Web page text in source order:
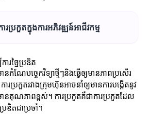
រប្រកួតក្នុងការអភិវឌ្ឍន៍អាជីវកម្ម
ារច្នៃប្រឌិត
ានកំណែបច្ចេកវិទ្យាថ្មីៗនិងធ្វើឲ្យមានភាពប្រសើរ
ប្រកួតរវាងក្រុមហ៊ុនអាចនាំឲ្យមានការបង្កើតនូវ
គុណភាពខ្ពស់។ ការប្រកួតគឺជាការប្រកួតដែល
ប្រឌិតជាប្រចាំ។